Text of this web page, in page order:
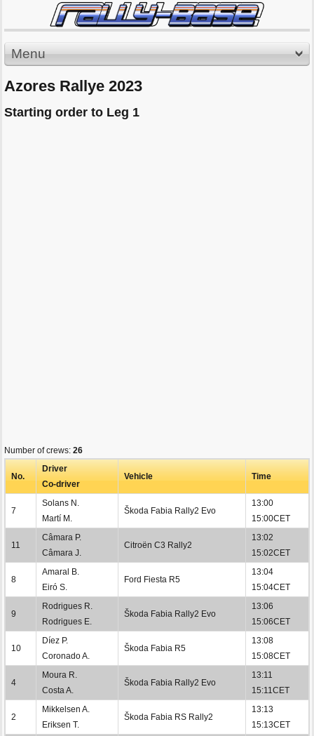
Menu
Azores Rallye 2023
Starting order to Leg 1
Number of crews: 26
No.
Driver
Co-driver
Vehicle Time
7
Solans N.
Martí M.
Škoda Fabia Rally2 Evo
13:00
15:00CET
11
Câmara P.
Câmara J.
Citroën C3 Rally2
13:02
15:02CET
8
Amaral B.
Eiró S.
Ford Fiesta R5
13:04
15:04CET
9
Rodrigues R.
Rodrigues E.
Škoda Fabia Rally2 Evo
13:06
15:06CET
10
Díez P.
Coronado A.
Škoda Fabia R5
13:08
15:08CET
4
Moura R.
Costa A.
Škoda Fabia Rally2 Evo
13:11
15:11CET
2
Mikkelsen A.
Eriksen T.
Škoda Fabia RS Rally2
13:13
15:13CET